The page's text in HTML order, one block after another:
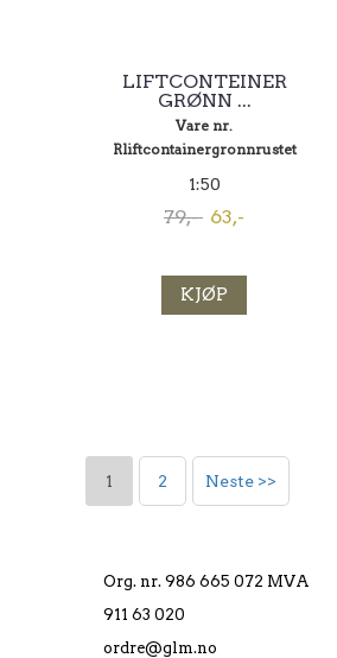
LIFTCONTEINER
GRØNN ...
Vare nr.
Rliftcontainergronnrustet
1:50
79,- 63,-
KJØP
1 2 Neste >>
Org. nr. 986 665 072 MVA
911 63 020
ordre@glm.no